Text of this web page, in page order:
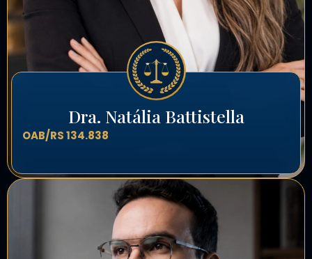
Dra. Natália Battistella
OAB/RS 134.838